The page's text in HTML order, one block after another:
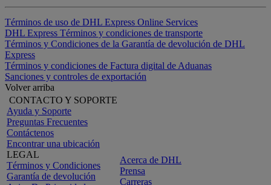
Términos de uso de DHL Express Online Services
DHL Express Términos y condiciones de transporte
Términos y Condiciones de la Garantía de devolución de DHL
Express
Términos y condiciones de Factura digital de Aduanas
Sanciones y controles de exportación
Volver arriba
CONTACTO Y SOPORTE
Ayuda y Soporte
Preguntas Frecuentes
Contáctenos
Encontrar una ubicación
LEGAL
Términos y Condiciones
Garantía de devolución
Acerca de DHL
Prensa
Carreras